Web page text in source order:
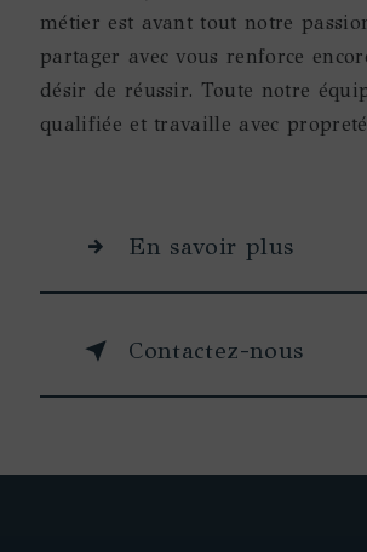
métier est avant tout notre
partager avec vous renforce
désir de réussir. Toute notre
qualifiée et travaille avec
En savoir plus
Contactez-nous